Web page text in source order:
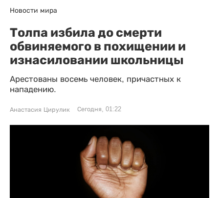
Новости мира
Толпа избила до смерти
обвиняемого в похищении и
изнасиловании школьницы
Арестованы восемь человек, причастных к
нападению.
Анастасия Цирулик Сегодня, 01:22